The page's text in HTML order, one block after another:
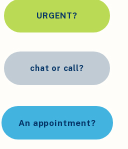
URGENT?
chat or call?
An appointment?